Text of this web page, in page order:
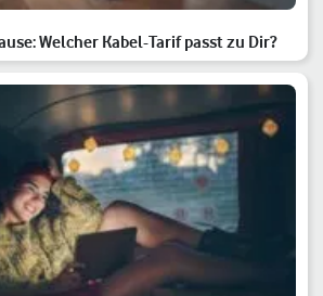
Welcher Kabel-Tarif passt zu Dir?